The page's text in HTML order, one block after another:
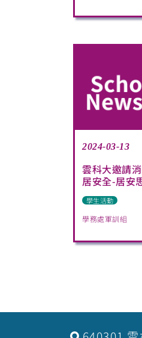
2024-03-13
雲科大邀請
居安全-居安
學生活動
學務處軍訓組